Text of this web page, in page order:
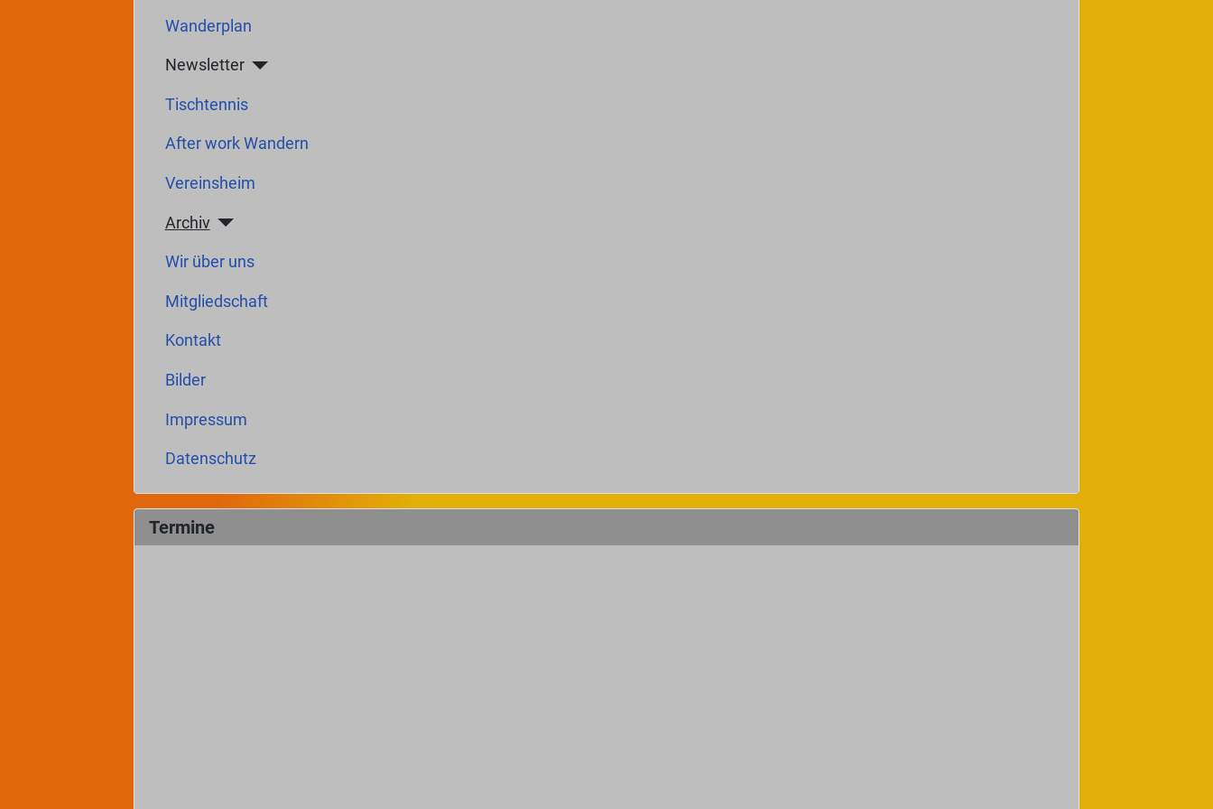
Wanderplan
Newsletter
Tischtennis
After work Wandern
Vereinsheim
Archiv
Wir über uns
Mitgliedschaft
Kontakt
Bilder
Impressum
Datenschutz
Termine